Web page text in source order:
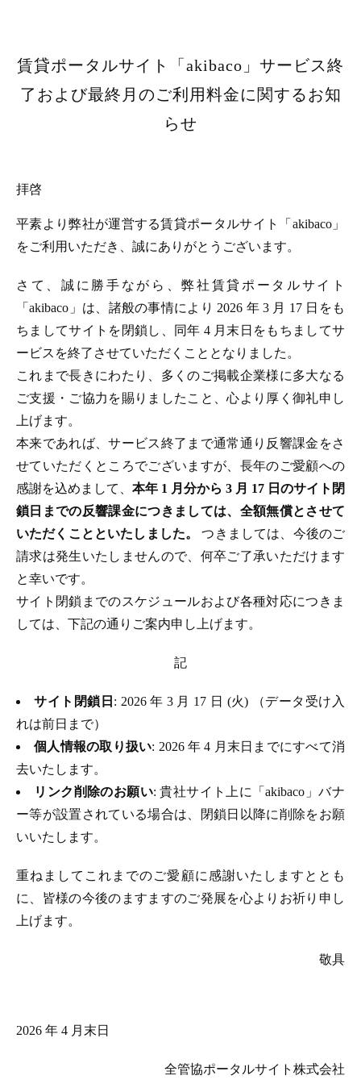
賃貸ポータルサイト「akibaco」サービス終
了および最終月のご利用料金に関するお知
らせ
拝啓
平素より弊社が運営する賃貸ポータルサイト「akibaco」
をご利用いただき、誠にありがとうございます。
さて、誠に勝手ながら、弊社賃貸ポータルサイト
「akibaco」は、諸般の事情により 2026 年 3 月 17 日をも
ちましてサイトを閉鎖し、同年 4 月末日をもちましてサ
ービスを終了させていただくこととなりました。
これまで長きにわたり、多くのご掲載企業様に多大なる
ご支援・ご協力を賜りましたこと、心より厚く御礼申し
上げます。
本来であれば、サービス終了まで通常通り反響課金をさ
せていただくところでございますが、長年のご愛顧への
感謝を込めまして、 本年 1 月分から 3 月 17 日のサイト閉
鎖日までの反響課金につきましては、全額無償とさせて
いただくことといたしました。つきましては、今後のご
請求は発生いたしませんので、何卒ご了承いただけます
と幸いです。
サイト閉鎖までのスケジュールおよび各種対応につきま
しては、下記の通りご案内申し上げます。
記
サイト閉鎖日 : 2026 年 3 月 17 日 (火) （データ受け入
れは前日まで）
個人情報の取り扱い: 2026 年 4 月末日までにすべて消
去いたします。
リンク削除のお願い: 貴社サイト上に「akibaco」バナ
ー等が設置されている場合は、閉鎖日以降に削除をお願
いいたします。
重ねましてこれまでのご愛顧に感謝いたしますととも
に、皆様の今後のますますのご発展を心よりお祈り申し
上げます。
敬具
2026 年 4 月末日
全管協ポータルサイト株式会社